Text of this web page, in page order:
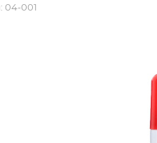
04-001